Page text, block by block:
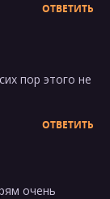
ОТВЕТИТЬ
пор этого не
ОТВЕТИТЬ
очень